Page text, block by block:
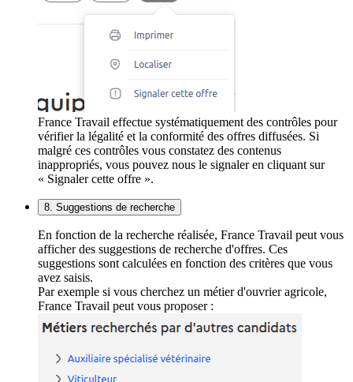
France Travail effectue systématiquement des contrôles pour
vérifier la légalité et la conformité des offres diffusées. Si
malgré ces contrôles vous constatez des contenus
inappropriés, vous pouvez nous le signaler en cliquant sur
« Signaler cette offre ».
8. Suggestions de recherche
En fonction de la recherche réalisée, France Travail peut vous
afficher des suggestions de recherche d'offres. Ces
suggestions sont calculées en fonction des critères que vous
avez saisis.
Par exemple si vous cherchez un métier d'ouvrier agricole,
France Travail peut vous proposer :